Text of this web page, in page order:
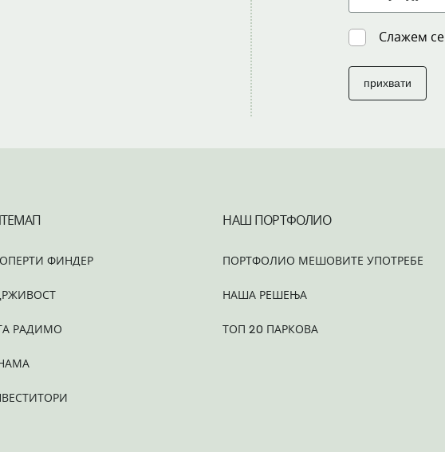
Слажем се
прихвати
ФИНДЕР
РАДИМО
НАШ ПОРТФОЛИО
ПОРТФОЛИО МЕШОВИТЕ УПОТРЕБЕ
НАША РЕШЕЊА
ТОП 20 ПАРКОВА